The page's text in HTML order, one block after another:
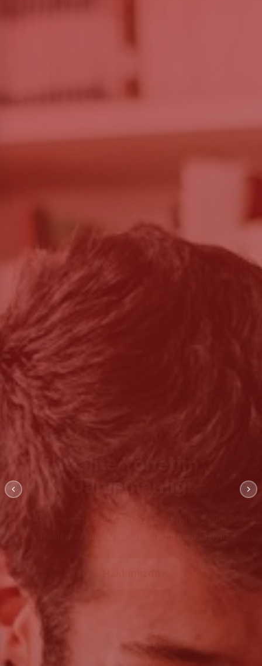
Kalite Yönetim
Danışmanlığı
İşletmeniz için doğru İSO standardını seçin;
süreçlerinizi uluslararası standartlara taşıyın.